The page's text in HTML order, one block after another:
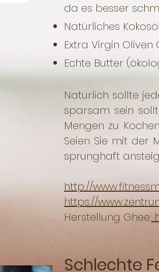
da es besser
Natürliches
Extra Virgin
Echte Butter
Natürlich sollte
sparsam sein
Mengen zu
Seien Sie mit der
sprunghaft
http://
https://
Herstellung Ghee:
Schlechte